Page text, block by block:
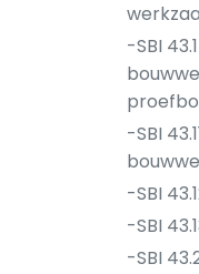
-SBI
-SBI
-SBI
-SBI
-SBI